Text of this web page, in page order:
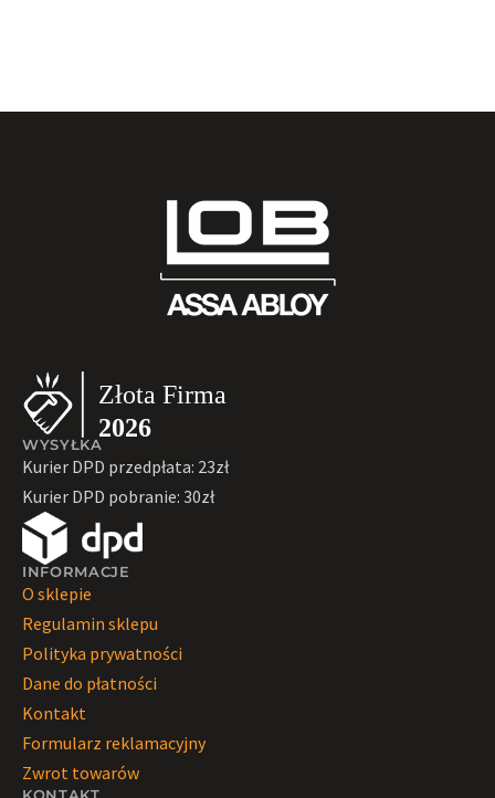
WYSYŁKA
Kurier DPD przedpłata: 23zł
Kurier DPD pobranie: 30zł
INFORMACJE
O sklepie
Regulamin sklepu
Polityka prywatności
Dane do płatności
Kontakt
Formularz reklamacyjny
Zwrot towarów